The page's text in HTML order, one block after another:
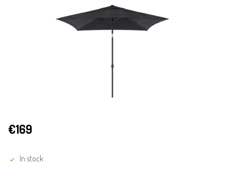
€169
In stock